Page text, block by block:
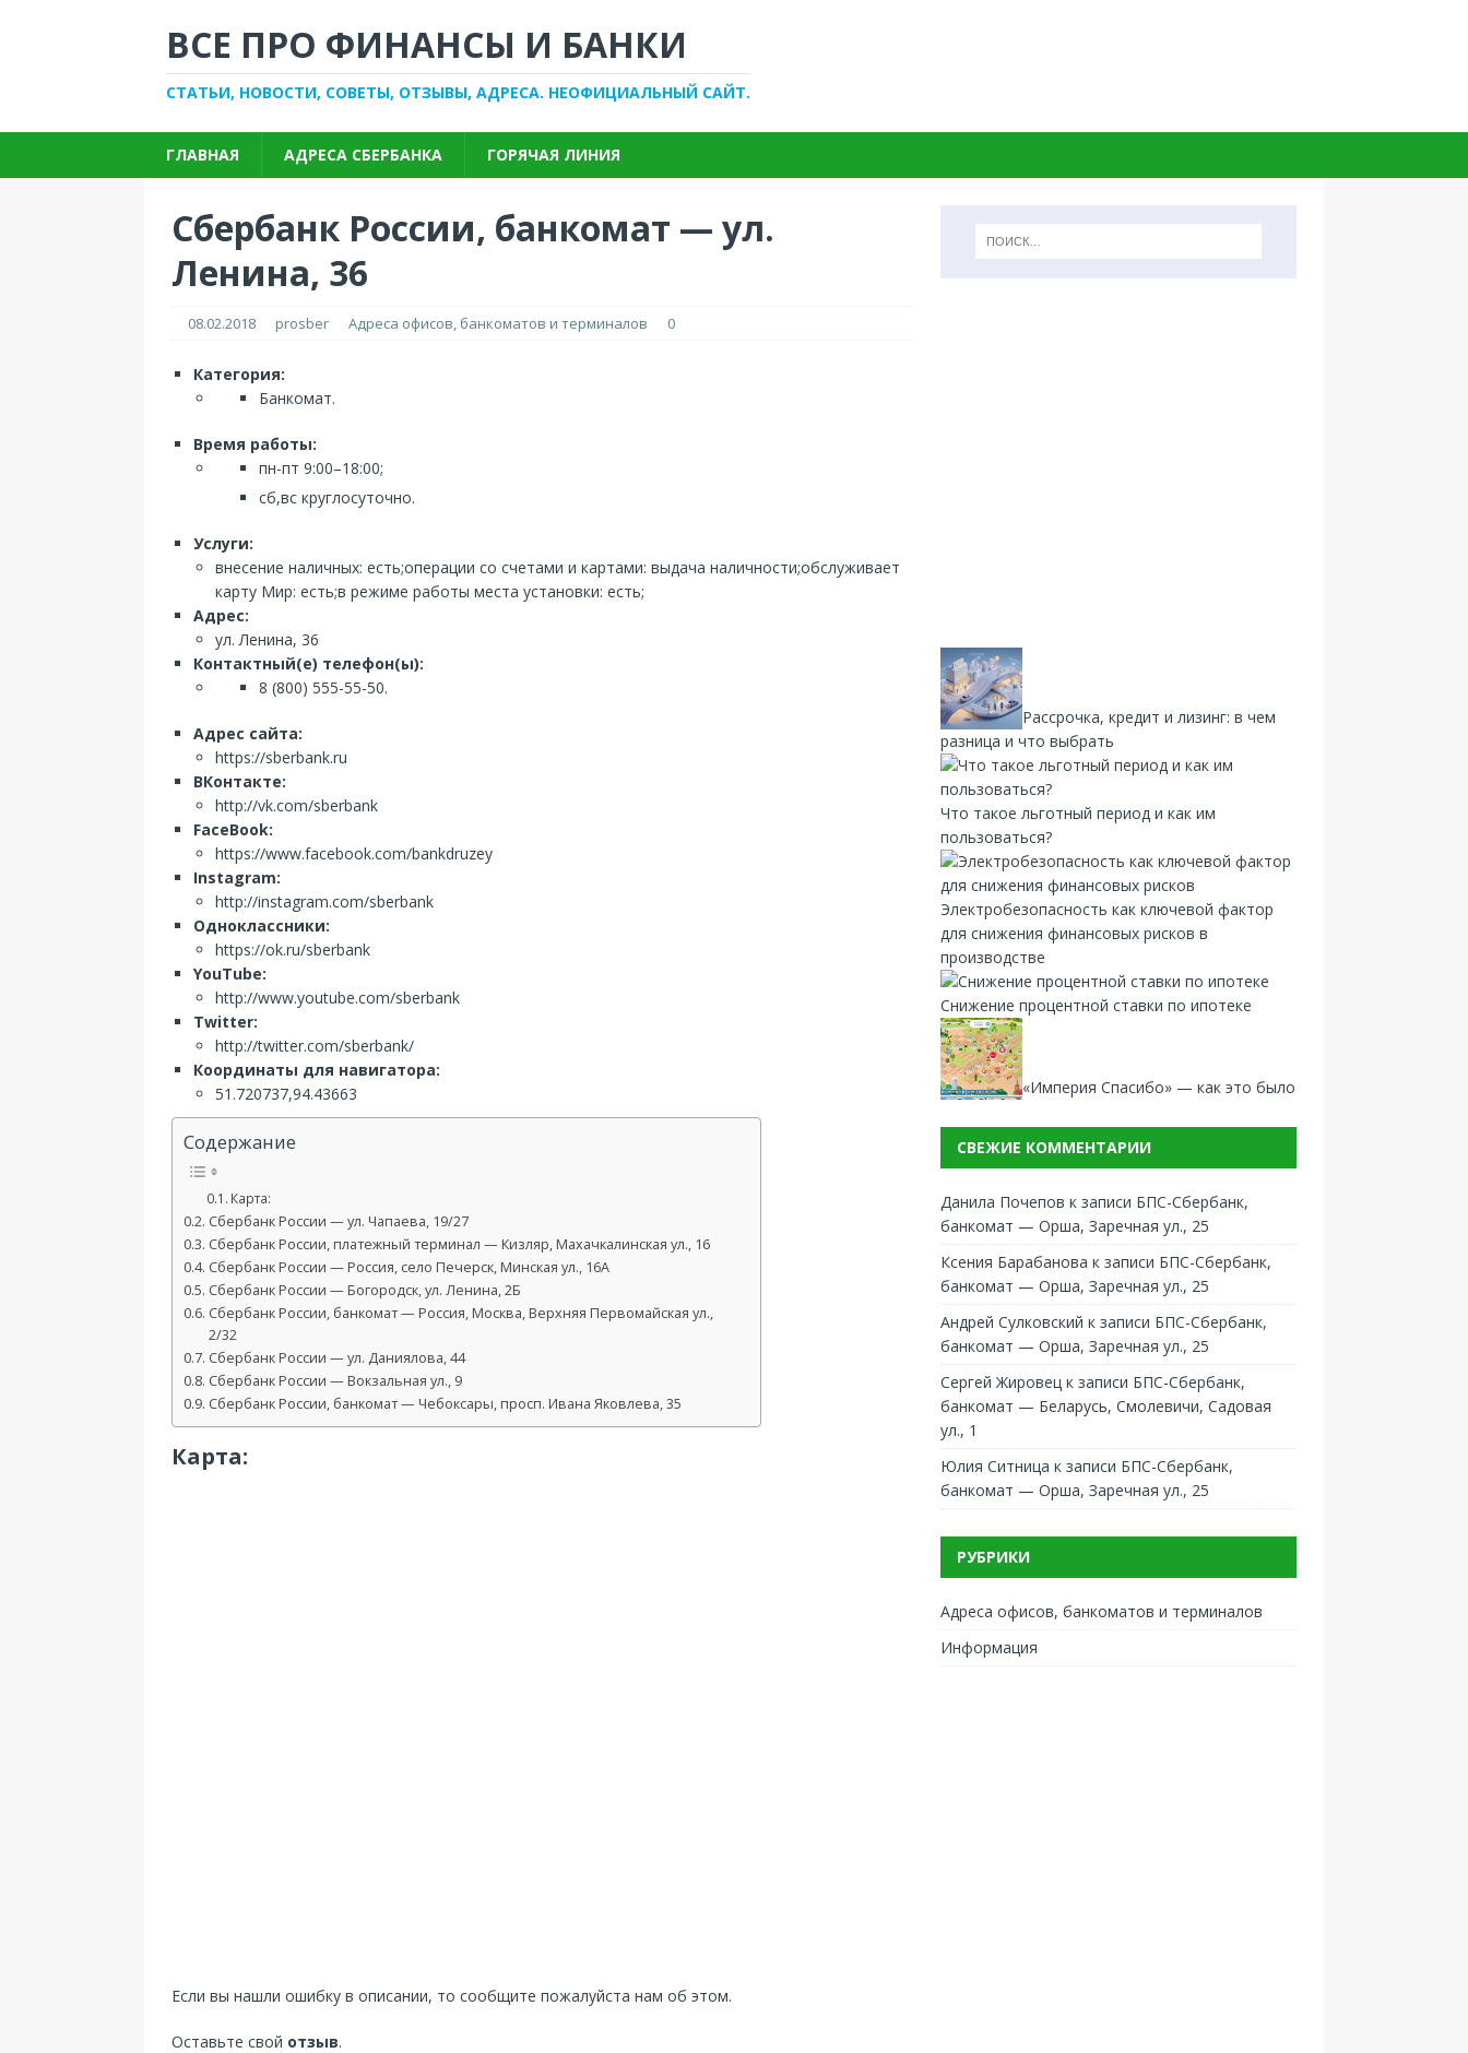
ВСЕ ПРО ФИНАНСЫ И БАНКИ
СТАТЬИ, НОВОСТИ, СОВЕТЫ, ОТЗЫВЫ, АДРЕСА. НЕОФИЦИАЛЬНЫЙ САЙТ.
ГЛАВНАЯ АДРЕСА СБЕРБАНКА ГОРЯЧАЯ ЛИНИЯ
Сбербанк России, банкомат — ул.
Ленина, 36
08.02.2018 prosber Адреса офисов, банкоматов и терминалов 0
Категория:
Банкомат.
Время работы:
пн-пт 9:00–18:00;
сб,вс круглосуточно.
Услуги:
внесение наличных: есть;операции со счетами и картами: выдача наличности;обслуживает
карту Мир: есть;в режиме работы места установки: есть;
Адрес:
ул. Ленина, 36
Контактный(е) телефон(ы):
8 (800) 555-55-50.
Адрес сайта:
https://sberbank.ru
ВКонтакте:
http://vk.com/sberbank
FaceBook:
https://www.facebook.com/bankdruzey
Instagram:
http://instagram.com/sberbank
Одноклассники:
https://ok.ru/sberbank
YouTube:
http://www.youtube.com/sberbank
Twitter:
http://twitter.com/sberbank/
Координаты для навигатора:
51.720737,94.43663
Содержание
Карта:
Сбербанк России — ул. Чапаева, 19/27
Сбербанк России, платежный терминал — Кизляр, Махачкалинская ул., 16
Сбербанк России — Россия, село Печерск, Минская ул., 16А
Сбербанк России — Богородск, ул. Ленина, 2Б
Сбербанк России, банкомат — Россия, Москва, Верхняя Первомайская ул.,
2/32
Сбербанк России — ул. Даниялова, 44
Сбербанк России — Вокзальная ул., 9
Сбербанк России, банкомат — Чебоксары, просп. Ивана Яковлева, 35
Карта:
Если вы нашли ошибку в описании, то сообщите пожалуйста нам об этом.
Оставьте свой отзыв.
Рассрочка, кредит и лизинг: в чем
разница и что выбрать
Что такое льготный период и как им
пользоваться?
Электробезопасность как ключевой фактор
для снижения финансовых рисков в
производстве
Снижение процентной ставки по ипотеке
«Империя Спасибо» — как это было
СВЕЖИЕ КОММЕНТАРИИ
Данила Почепов к записи БПС-Сбербанк,
банкомат — Орша, Заречная ул., 25
Ксения Барабанова к записи БПС-Сбербанк,
банкомат — Орша, Заречная ул., 25
Андрей Сулковский к записи БПС-Сбербанк,
банкомат — Орша, Заречная ул., 25
Сергей Жировец к записи БПС-Сбербанк,
банкомат — Беларусь, Смолевичи, Садовая
ул., 1
Юлия Ситница к записи БПС-Сбербанк,
банкомат — Орша, Заречная ул., 25
РУБРИКИ
Адреса офисов, банкоматов и терминалов
Информация